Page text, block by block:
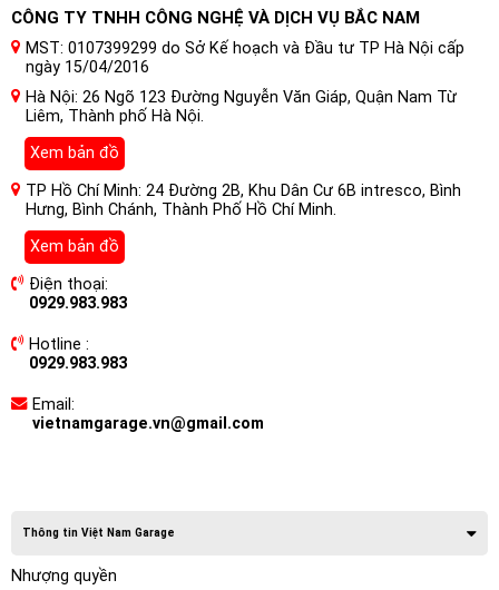
CÔNG TY TNHH CÔNG NGHỆ VÀ DỊCH VỤ BẮC NAM
MST: 0107399299 do Sở Kế hoạch và Đầu tư TP Hà Nội cấp
ngày 15/04/2016
Hà Nội: 26 Ngõ 123 Đường Nguyễn Văn Giáp, Quận Nam Từ
Liêm, Thành phố Hà Nội.
Xem bản đồ
TP Hồ Chí Minh: 24 Đường 2B, Khu Dân Cư 6B intresco, Bình
Hưng, Bình Chánh, Thành Phố Hồ Chí Minh.
Xem bản đồ
Điện thoại:
0929.983.983
Hotline :
0929.983.983
Email:
vietnamgarage.vn@gmail.com
Thông tin Việt Nam Garage
Nhượng quyền